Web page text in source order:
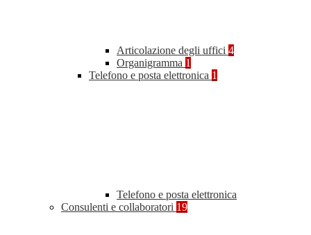
Articolazione degli uffici 4
Organigramma 1
Telefono e posta elettronica 1
Telefono e posta elettronica
Consulenti e collaboratori 19